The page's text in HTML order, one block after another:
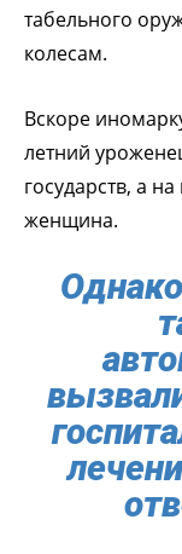
табельного
колесам.
Вскоре
летний
государств, а
женщина.